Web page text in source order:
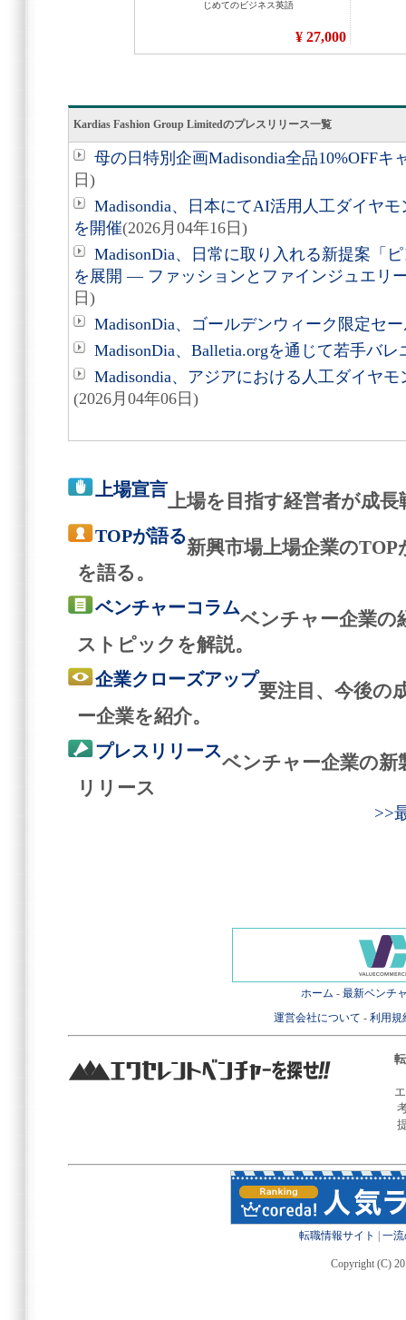
Kardias Fashion Group Limitedのプレスリリース一覧
母の日特別企画Madisondia全品10%OFFキ
日)
Madisondia、日本にてAI活用人工ダイヤ
を開催(2026月04年16日)
MadisonDia、日常に取り入れる新提案「
を展開 ― ファッションとファインジュエリ
日)
MadisonDia、ゴールデンウィーク限定セ
MadisonDia、Balletia.orgを通じて若手バ
Madisondia、アジアにおける人工ダイヤ
(2026月04年06日)
上場宣言
上場を目指す経営者が成
TOPが語る
新興市場上場企業の
を語る。
ベンチャーコラム
ベンチャー企業の
ストピックを解説。
企業クローズアップ
要注目、今後の
ー企業を紹介。
プレスリリース
ベンチャー企業の新
リリース
>>
ホーム - 最新ベンチ
運営会社について - 利用規
転職情報サイト 一
Copyright (C)